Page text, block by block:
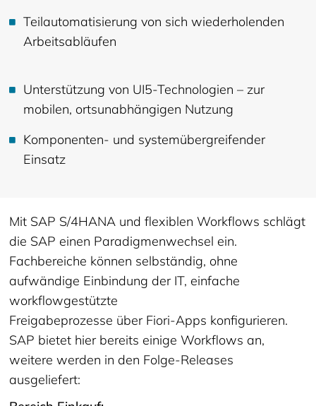
Teilautomatisierung von sich wiederholenden
Arbeitsabläufen
Unterstützung von UI5-Technologien – zur
mobilen, ortsunabhängigen Nutzung
Komponenten- und systemübergreifender
Einsatz
Mit SAP S/4HANA und flexiblen Workflows schlägt
die SAP einen Paradigmenwechsel ein.
Fachbereiche können selbständig, ohne
aufwändige Einbindung der IT, einfache
workflowgestützte
Freigabeprozesse über Fiori-Apps konfigurieren.
SAP bietet hier bereits einige Workflows an,
weitere werden in den Folge-Releases
ausgeliefert: